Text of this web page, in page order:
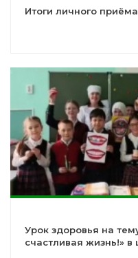
Итоги личного
Урок здоровья на
счастливая жизнь!»